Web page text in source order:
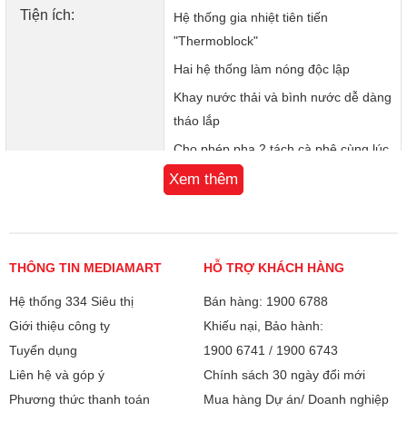
Dung tích nồi hơi 11 lít
Vòi đánh sữa 2 bằng thép không gỉ đa chiều
dễ vận hành Sản phẩm kết hợp giữa thiết kế hiện đại hiệu
suất cao và độ bền vượt trội Thương hiệu đến từ Ý mang
cà phê
Mua máy pha cà phê LaCimbali M23UP DT2 chính hãng tại
MediaMart
Tiện ích:
Hệ thống gia nhiệt tiên tiến
"Thermoblock"
Hai hệ thống làm nóng độc lập
Khay nước thải và bình nước dễ dàng
tháo lắp
Cho phép pha 2 tách cà phê cùng lúc
Hệ thống gia nhiệt tiên tiến
Phin lọc, khay đựng nước có thể tháo
Kích thước: 82 × 51,8 × 55,2 cm
Trọng lượng:
Bảo hành 12 tháng
Xem thêm
THÔNG TIN MEDIAMART
Hệ thống 334 Siêu thị
Giới thiệu công ty
Tuyển dụng
Liên hệ và góp ý
Phương thức thanh toán
HỖ TRỢ KHÁCH HÀNG
Bán hàng: 1900 6788
Khiếu nại, Bảo hành:
1900 6741 / 1900 6743
Chính sách 30 ngày đổi mới
Mua hàng Dự án/ Doanh nghiệp